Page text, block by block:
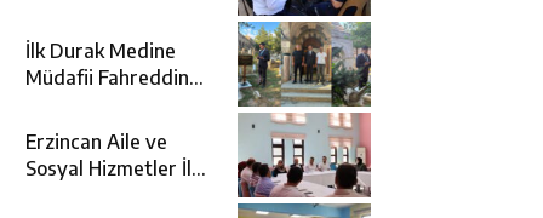
Ziyareti
İlk Durak Medine
Müdafii Fahreddin
Kabri
Erzincan Aile ve
Sosyal Hizmetler İl